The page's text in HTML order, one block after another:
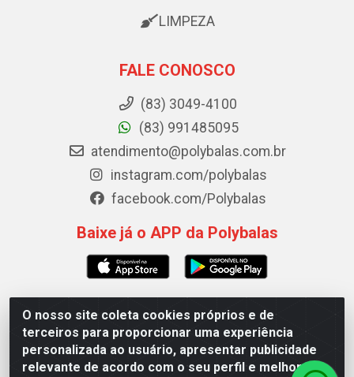
O nosso site coleta cookies próprios e de
terceiros para proporcionar uma experiência
personalizada ao usuário, apresentar publicidade
relevante de acordo com o seu perfil e melhorar a
LIMPEZA
FALE CONOSCO
(83) 3049-4100
(83) 991485095
atendimento@polybalas.com.br
instagram.com/polybalas
facebook.com/Polybalas
Baixe já o APP da Polybalas
Polybalas - Rua João Miguel de Souza, 173 Galpão B -
Ernesto Geisel, João Pessoa/PB - CEP 58.075-075 - CNPJ
00.909.327/0002-61